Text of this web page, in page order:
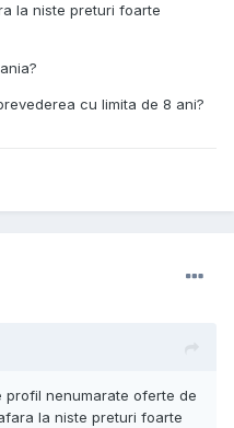
la niste preturi foarte
cu limita de 8 ani?
profil nenumarate oferte de
la niste preturi foarte